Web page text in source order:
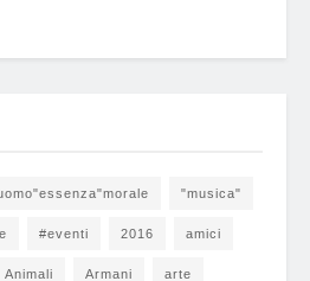
"musica"
#eventi 2016 amici
Animali Armani arte